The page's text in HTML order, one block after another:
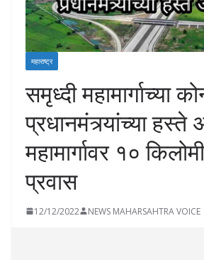
महाराष्ट्र
समृध्दी महामार्गाच्या
प्रधानमंत्र्यांच्या हस्ते
महामार्गावर १०
प्रवास
12/12/2022 NEWS MAHARSAHTRA VOICE